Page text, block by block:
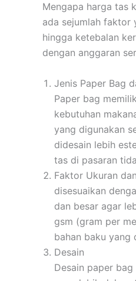
Mengapa harga tas
ada sejumlah faktor
hingga ketebalan
dengan anggaran
Jenis Paper Bag
Paper bag
kebutuhan
yang digunakan
didesain lebih
tas di pasaran
Faktor Ukuran
disesuaikan
dan besar agar
gsm (gram per
bahan baku yang
Desain
Desain paper